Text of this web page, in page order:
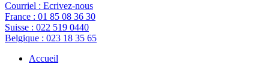
Courriel : Ecrivez-nous
France : 01 85 08 36 30
Suisse : 022 519 0440
Belgique : 023 18 35 65
Accueil